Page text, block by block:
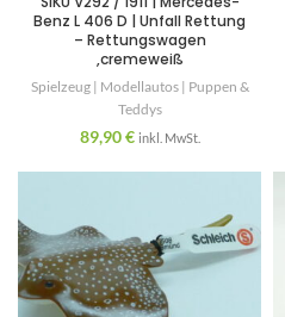
Benz L 406 D | Unfall Rettung
– Rettungswagen
,cremeweiß
Spielzeug | Modellautos | Puppen &
Teddys
89,90€ inkl. MwSt.